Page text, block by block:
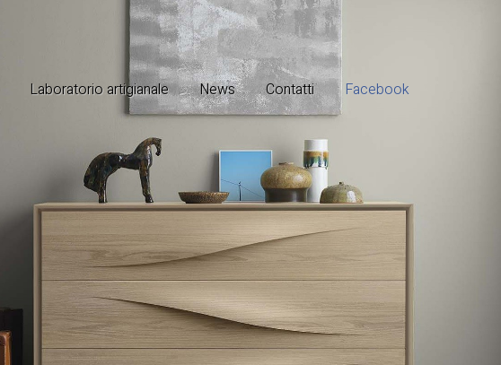
Laboratorio artigianale News Contatti Facebook